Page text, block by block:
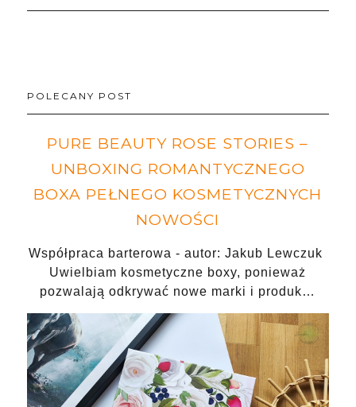
POLECANY POST
PURE BEAUTY ROSE STORIES –
UNBOXING ROMANTYCZNEGO
BOXA PEŁNEGO KOSMETYCZNYCH
NOWOŚCI
Współpraca barterowa - autor: Jakub Lewczuk
Uwielbiam kosmetyczne boxy, ponieważ
pozwalają odkrywać nowe marki i produk…